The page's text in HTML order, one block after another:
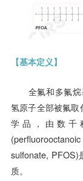
【基本定义】
全氟和多氟
氢原子全部被氟
学品，由数千
sulfonate, PFOS)
质。